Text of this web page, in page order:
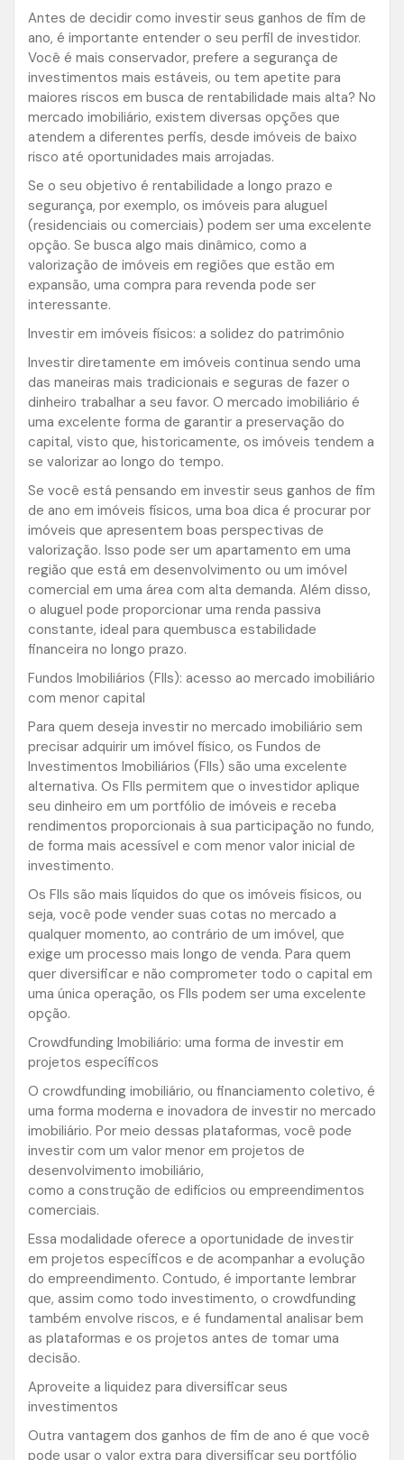
Antes de decidir como investir seus ganhos de fim de
ano, é importante entender o seu perfil de investidor.
Você é mais conservador, prefere a segurança de
investimentos mais estáveis, ou tem apetite para
maiores riscos em busca de rentabilidade mais alta? No
mercado imobiliário, existem diversas opções que
atendem a diferentes perfis, desde imóveis de baixo
risco até oportunidades mais arrojadas.
Se o seu objetivo é rentabilidade a longo prazo e
segurança, por exemplo, os imóveis para aluguel
(residenciais ou comerciais) podem ser uma excelente
opção. Se busca algo mais dinâmico, como a
valorização de imóveis em regiões que estão em
expansão, uma compra para revenda pode ser
interessante.
Investir em imóveis físicos: a solidez do patrimônio
Investir diretamente em imóveis continua sendo uma
das maneiras mais tradicionais e seguras de fazer o
dinheiro trabalhar a seu favor. O mercado imobiliário é
uma excelente forma de garantir a preservação do
capital, visto que, historicamente, os imóveis tendem a
se valorizar ao longo do tempo.
Se você está pensando em investir seus ganhos de fim
de ano em imóveis físicos, uma boa dica é procurar por
imóveis que apresentem boas perspectivas de
valorização. Isso pode ser um apartamento em uma
região que está em desenvolvimento ou um imóvel
comercial em uma área com alta demanda. Além disso,
o aluguel pode proporcionar uma renda passiva
constante, ideal para quembusca estabilidade
financeira no longo prazo.
Fundos Imobiliários (FIIs): acesso ao mercado imobiliário
com menor capital
Para quem deseja investir no mercado imobiliário sem
precisar adquirir um imóvel físico, os Fundos de
Investimentos Imobiliários (FIIs) são uma excelente
alternativa. Os FIIs permitem que o investidor aplique
seu dinheiro em um portfólio de imóveis e receba
rendimentos proporcionais à sua participação no fundo,
de forma mais acessível e com menor valor inicial de
investimento.
Os FIIs são mais líquidos do que os imóveis físicos, ou
seja, você pode vender suas cotas no mercado a
qualquer momento, ao contrário de um imóvel, que
exige um processo mais longo de venda. Para quem
quer diversificar e não comprometer todo o capital em
uma única operação, os FIIs podem ser uma excelente
opção.
Crowdfunding Imobiliário: uma forma de investir em
projetos específicos
O crowdfunding imobiliário, ou financiamento coletivo, é
uma forma moderna e inovadora de investir no mercado
imobiliário. Por meio dessas plataformas, você pode
investir com um valor menor em projetos de
desenvolvimento imobiliário,
como a construção de edifícios ou empreendimentos
comerciais.
Essa modalidade oferece a oportunidade de investir
em projetos específicos e de acompanhar a evolução
do empreendimento. Contudo, é importante lembrar
que, assim como todo investimento, o crowdfunding
também envolve riscos, e é fundamental analisar bem
as plataformas e os projetos antes de tomar uma
decisão.
Aproveite a liquidez para diversificar seus
investimentos
Outra vantagem dos ganhos de fim de ano é que você
pode usar o valor extra para diversificar seu portfólio